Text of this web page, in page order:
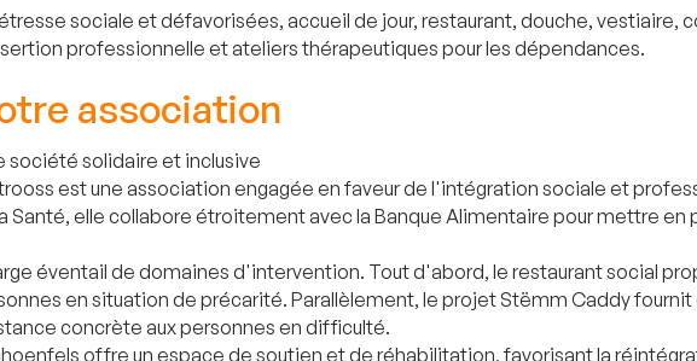
sociale et défavorisées, accueil de jour, restaurant, douche, vestiaire,
professionnelle et ateliers thérapeutiques pour les dépendances.
association
société solidaire et inclusive
est une association engagée en faveur de l'intégration sociale et
Santé, elle collabore étroitement avec la Banque Alimentaire pour mettre en
éventail de domaines d'intervention. Tout d'abord, le restaurant social
en situation de précarité. Parallèlement, le projet Stëmm Caddy
concrète aux personnes en difficulté.
offre un espace de soutien et de réhabilitation, favorisant la